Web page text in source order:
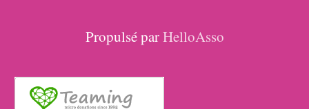
Propulsé parHelloAsso